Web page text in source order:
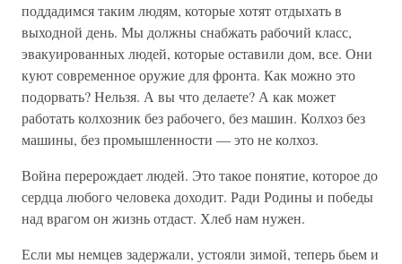
поддадимся таким людям, которые хотят отдыхать в
выходной день. Мы должны снабжать рабочий класс,
эвакуированных людей, которые оставили дом, все. Они
куют современное оружие для фронта. Как можно это
подорвать? Нельзя. А вы что делаете? А как может
работать колхозник без рабочего, без машин. Колхоз без
машины, без промышленности — это не колхоз.
Война перерождает людей. Это такое понятие, которое до
сердца любого человека доходит. Ради Родины и победы
над врагом он жизнь отдаст. Хлеб нам нужен.
Если мы немцев задержали, устояли зимой, теперь бьем и